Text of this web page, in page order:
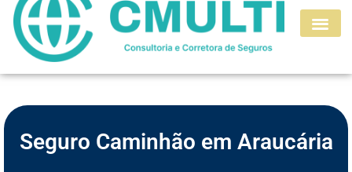
Seguro Caminhão em Araucária